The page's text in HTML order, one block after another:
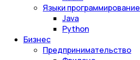
Языки программирование
Java
Python
Бизнес
Предпринимательство